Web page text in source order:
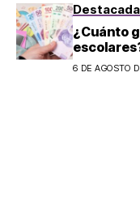
¿Cuánto
por
6 DE AGOSTO